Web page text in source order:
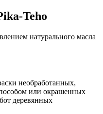
Teho
натурального масла
необработанных,
или окрашенных
деревянных